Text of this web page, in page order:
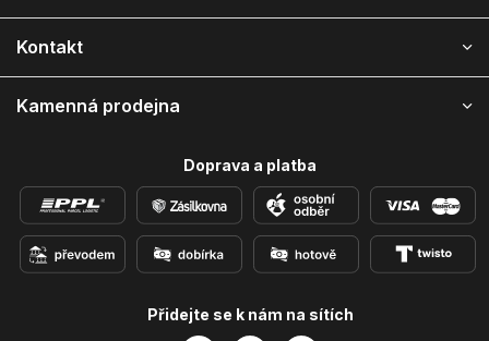
Kontakt
Kamenná prodejna
Doprava a platba
Přidejte se k nám na sítích